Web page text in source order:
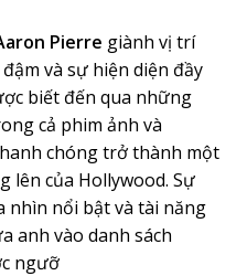
Pierre giành vị trí
và sự hiện diện đầy
biết đến qua những
cả phim ảnh và
chóng trở thành một
lên của Hollywood. Sự
nhìn nổi bật và tài năng
anh vào danh sách
ngưỡ